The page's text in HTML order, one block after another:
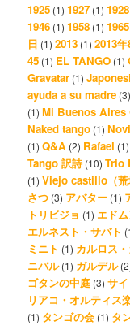
1925 (1)1927 (1)1928
1946 (1)1958 (1)1965
日 (1)2013 (1)2013
45 (1) EL TANGO (1)
Gravatar (1)
ayuda a su madre (3)
(1)Mi Buenos Aires
Naked tango (1)
(1)Q&A (2) Rafael
Tango 訳詩 (10)Trio
(1)Viejo castillo（荒
さつ (3) アバター (1)
トリビジョ (1) エド
エルネスト・サバト
ミニト (1) カルロス
ニバル(1) ガルデル
ゴタンの中庭 (3)サイ
リアコ・オルティス
(1) タンゴの会 (1) タ